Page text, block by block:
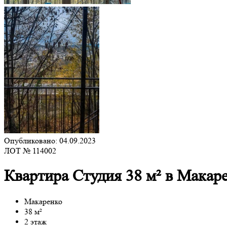
Опубликовано: 04.09.2023
ЛОТ № 114002
Квартира Студия 38 м² в
Макаренко
38 м²
2 этаж